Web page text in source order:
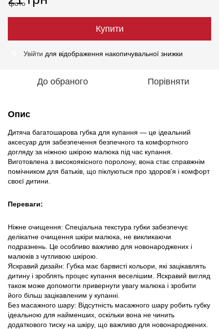
Купити
Увійти для відображення накопичувальної знижки
До обраного Порівняти
Опис
Дитяча багатошарова губка для купання — це ідеальний
аксесуар для забезпечення безпечного та комфортного
догляду за ніжною шкірою малюка під час купання.
Виготовлена з високоякісного поролону, вона стає справжнім
помічником для батьків, що піклуються про здоров'я і комфорт
своєї дитини.
Переваги:
Ніжне очищення: Спеціальна текстура губки забезпечує
делікатне очищення шкіри малюка, не викликаючи
подразнень. Це особливо важливо для новонароджених і
малюків з чутливою шкірою.
Яскравий дизайн: Губка має барвисті кольори, які зацікавлять
дитину і зроблять процес купання веселішим. Яскравий вигляд
також може допомогти привернути увагу малюка і зробити
його більш зацікавленим у купанні.
Без масажного шару: Відсутність масажного шару робить губку
ідеальною для найменших, оскільки вона не чинить
додаткового тиску на шкіру, що важливо для новонароджених.